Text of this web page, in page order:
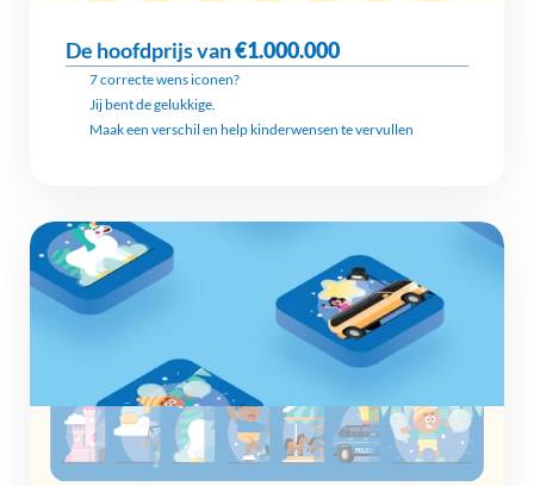
De hoofdprijs van €1.000.000
7 correcte wens iconen?
Jij bent de gelukkige.
Maak een verschil en help kinderwensen te vervullen